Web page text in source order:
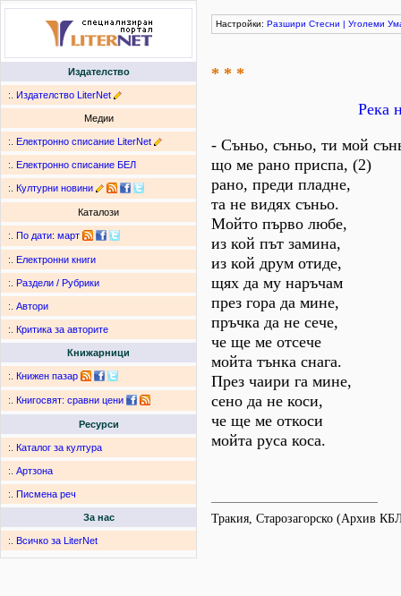
Издателство
:. Издателство LiterNet
Медии
:. Електронно списание LiterNet
:. Електронно списание БЕЛ
:. Културни новини
Каталози
:. По дати: март
:. Електронни книги
:. Раздели / Рубрики
:. Автори
:. Критика за авторите
Книжарници
:. Книжен пазар
:. Книгосвят: сравни цени
Ресурси
:. Каталог за култура
:. Артзона
:. Писмена реч
За нас
:. Всичко за LiterNet
Настройки: Разшири Стесни | Уголеми
* * *
Река
- Съньо, съньо, ти мой
що ме рано приспа, (2)
рано, преди пладне,
та не видях съньо.
Мойто първо любе,
из кой път замина,
из кой друм отиде,
щях да му наръчам
през гора да мине,
пръчка да не сече,
че ще ме отсече
мойта тънка снага.
През чаири га мине,
сено да не коси,
че ще ме откоси
мойта руса коса.
Тракия, Старозагорско (Архив